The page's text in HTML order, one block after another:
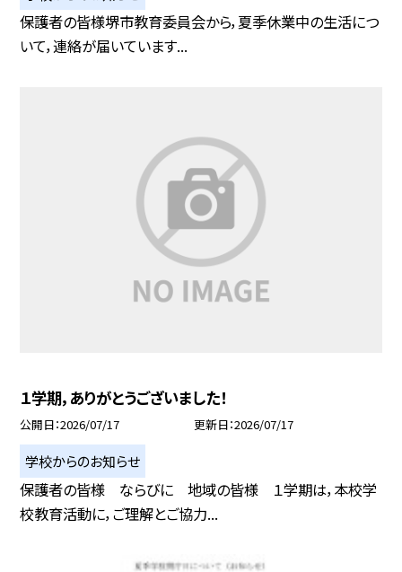
保護者の皆様堺市教育委員会から，夏季休業中の生活につ
いて，連絡が届いています...
１学期，ありがとうございました！
公開日 2026/07/17 更新日 2026/07/17
学校からのお知らせ
保護者の皆様 ならびに 地域の皆様 １学期は，本校学
校教育活動に，ご理解とご協力...